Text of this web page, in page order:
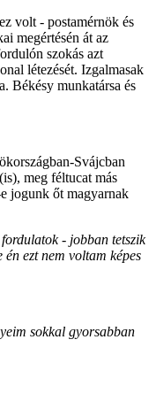
volt - postamérnök és
megértésén át az
szokás azt
létezését. Izgalmasak
Békésy munkatársa és
Svájcban
meg féltucat más
jogunk őt magyarnak
- jobban tetszik
ezt nem voltam képes
sokkal gyorsabban